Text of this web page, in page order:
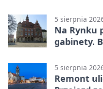
5 sierpnia
Na Rynku
gabinety.
5 sierpnia
Remont